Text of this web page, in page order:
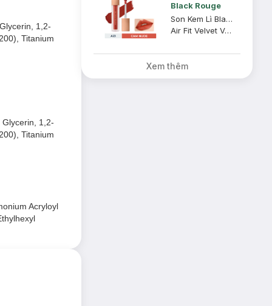
1,2-
Titanium
1,2-
Titanium
Acryloyl
Black Rouge
Son Kem Lì Black Rouge A23 Vintage Sunset Cam Da Pha Nâu 4.5g
Air Fit Velvet Ver 5 Bam #A23 Vintage Sunset
Xem thêm